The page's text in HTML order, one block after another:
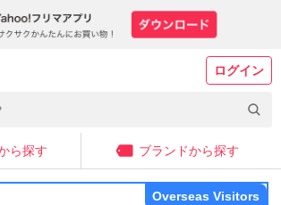
ログイン
ら探す ブランドから探す
Overseas Visitors